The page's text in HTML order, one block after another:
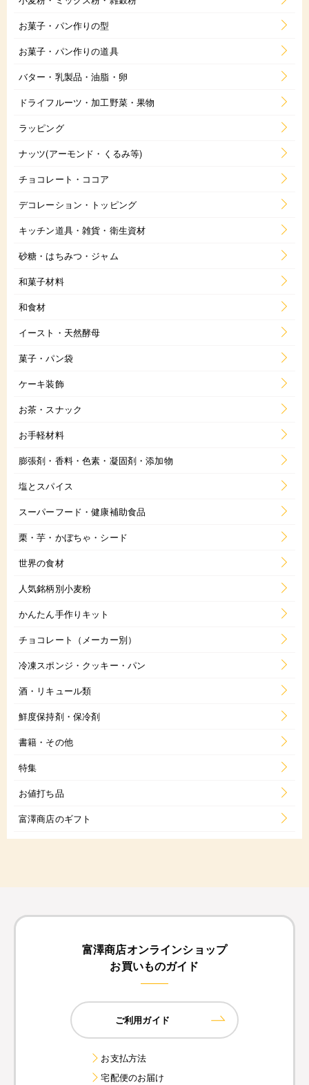
お菓子・パン作りの型
お菓子・パン作りの道具
バター・乳製品・油脂・卵
ドライフルーツ・加工野菜・果物
ラッピング
ナッツ(アーモンド・くるみ等)
チョコレート・ココア
デコレーション・トッピング
キッチン道具・雑貨・衛生資材
砂糖・はちみつ・ジャム
和菓子材料
和食材
イースト・天然酵母
菓子・パン袋
ケーキ装飾
お茶・スナック
お手軽材料
膨張剤・香料・色素・凝固剤・添加物
塩とスパイス
スーパーフード・健康補助食品
栗・芋・かぼちゃ・シード
世界の食材
人気銘柄別小麦粉
かんたん手作りキット
チョコレート（メーカー別）
冷凍スポンジ・クッキー・パン
酒・リキュール類
鮮度保持剤・保冷剤
書籍・その他
特集
お値打ち品
富澤商店のギフト
富澤商店オンラインショップ
お買いものガイド
ご利用ガイド
お支払方法
宅配便のお届け